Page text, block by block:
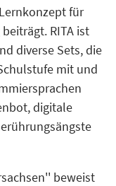
für
RITA ist
diverse Sets, die
mit und
digitale
beweist